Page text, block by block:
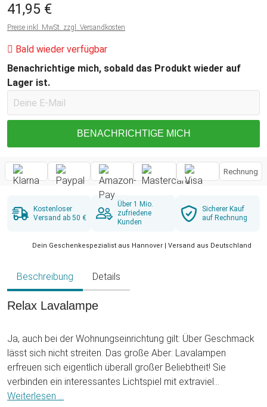
41,95 €
Preise inkl. MwSt. zzgl. Versandkosten
Bald wieder verfügbar
Benachrichtige mich, sobald das Produkt wieder auf
Lager ist.
BENACHRICHTIGE MICH
Rechnung
Kostenloser
Versand ab 50 €
Über 1 Mio.
zufriedene
Kunden
Sicherer Kauf
auf Rechnung
Dein Geschenkespezialist aus Hannover | Versand aus Deutschland
Beschreibung Details
Relax Lavalampe
Ja, auch bei der Wohnungseinrichtung gilt: Über Geschmack
lässt sich nicht streiten. Das große Aber: Lavalampen
erfreuen sich eigentlich überall großer Beliebtheit! Sie
verbinden ein interessantes Lichtspiel mit extraviel
Entspannung. Damit nun auch bei Dir daheim die Atmosphäre
Weiterlesen ...